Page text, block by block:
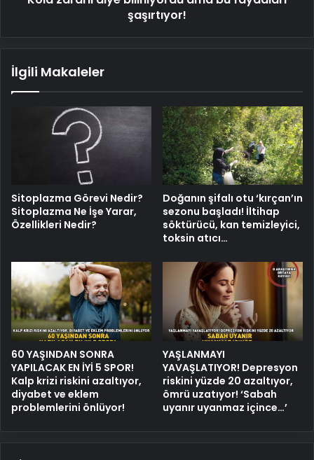
şaşırtıyor!
İlgili Makaleler
Sitoplazma Görevi Nedir?
Sitoplazma Ne İşe Yarar,
Özellikleri Nedir?
Doğanın şifalı otu ‘kırçan’ın
sezonu başladı! İltihap
söktürücü, kan temizleyici,
toksin atıcı…
60 YAŞINDAN SONRA
YAPILACAK EN İYİ 5 SPOR!
Kalp krizi riskini azaltıyor,
diyabet ve eklem
problemlerini önlüyor!
YAŞLANMAYI
YAVAŞLATIYOR! Depresyon
riskini yüzde 20 azaltıyor,
ömrü uzatıyor! ‘Sabah
uyanır uyanmaz içince…’